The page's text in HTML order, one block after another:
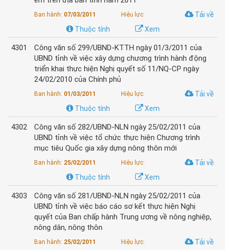
Ban hành: 07/03/2011 Hiệu lực:
Tải về
Xem
Thuộc tính
4301
Công văn số 299/UBND-KTTH ngày 01/3/2011 của
UBND tỉnh về việc xây dựng chương trình hành động
triển khai thực hiện Nghị quyết số 11/NQ-CP ngày
24/02/2010 của Chính phủ
Ban hành: 01/03/2011 Hiệu lực:
Tải về
Xem
Thuộc tính
4302
Công văn số 282/UBND-NLN ngày 25/02/2011 của
UBND tỉnh về việc tổ chức thực hiện Chương trình
mục tiêu Quốc gia xây dựng nông thôn mới
Ban hành: 25/02/2011 Hiệu lực:
Tải về
Xem
Thuộc tính
4303
Công văn số 281/UBND-NLN ngày 25/02/2011 của
UBND tỉnh về việc báo cáo sơ kết thực hiện Nghị
quyết của Ban chấp hành Trung ương về nông nghiệp,
nông dân, nông thôn
Ban hành: 25/02/2011 Hiệu lực:
Tải về